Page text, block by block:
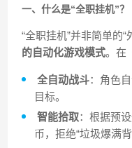
一、什么是“全职挂机”？
“全职挂机”并非简单的
的自动化游戏模式。在
全自动战斗：角色
目标。
智能拾取：根据预
币，拒绝“垃圾爆满背